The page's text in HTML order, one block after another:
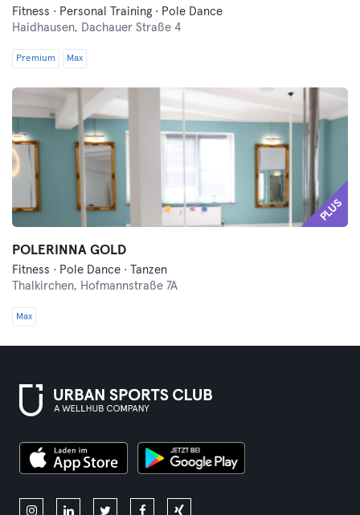
Fitness · Personal Training · Pole Dance
Haidhausen, Dachauer Straße 4
Premium Max
PLUS
POLERINNA GOLD
Fitness · Pole Dance · Tanzen
Thalkirchen, Hofmannstraße 7A
Max